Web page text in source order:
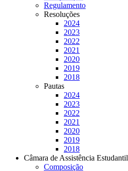
Regulamento
Resoluções
2024
2023
2022
2021
2020
2019
2018
Pautas
2024
2023
2022
2021
2020
2019
2018
Câmara de Assistência Estudantil
Composição